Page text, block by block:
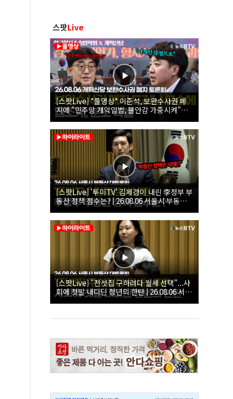
스팟Live
[스팟Live] *풀영상* 이준석, 보완수사권 폐
지에 "민주당 개악입법, 불안감 가중시켜"｜
26.08.06 개혁신당 보완수사권 폐지 토론회
[스팟Live] '투미TV' 김제경이 내린 李정부 부
동산 정책 점수는? | 26.08.06 서울시 부동산
대토론회
[스팟Live] "전셋집 구하려다 월세 선택"...사
회에 첫발 내디딘 청년의 한탄 | 26.08.06 서울
시 부동산 대토론회